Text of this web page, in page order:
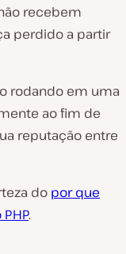
recebem
perdido a partir
rodando em uma
ao fim de
reputação entre
do por que
.